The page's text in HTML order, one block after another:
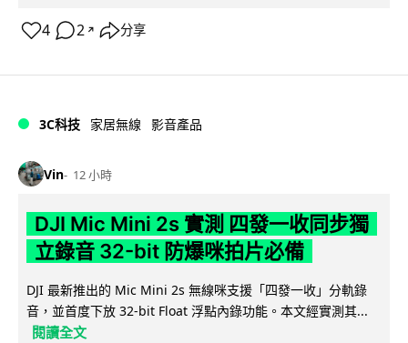
4 2 ↗ 分享
3C科技 家居無線 影音產品
Vin 12 小時
DJI Mic Mini 2s 實測 四發一收同步獨
立錄音 32-bit 防爆咪拍片必備
DJI 最新推出的 Mic Mini 2s 無線咪支援「四發一收」分軌錄
音，並首度下放 32-bit Float 浮點內錄功能。本文經實測其...
閱讀全文